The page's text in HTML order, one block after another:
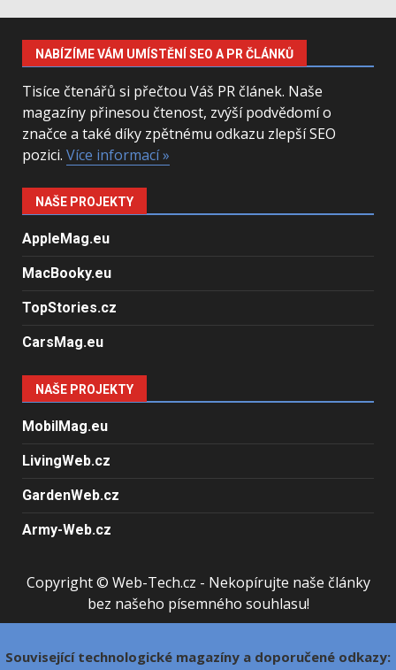
NABÍZÍME VÁM UMÍSTĚNÍ SEO A PR ČLÁNKŮ
Tisíce čtenářů si přečtou Váš PR článek. Naše
magazíny přinesou čtenost, zvýší podvědomí o
značce a také díky zpětnému odkazu zlepší SEO
pozici. Více informací »
NAŠE PROJEKTY
AppleMag.eu
MacBooky.eu
TopStories.cz
CarsMag.eu
NAŠE PROJEKTY
MobilMag.eu
LivingWeb.cz
GardenWeb.cz
Army-Web.cz
Copyright © Web-Tech.cz - Nekopírujte naše články
bez našeho písemného souhlasu!
Související technologické magazíny a doporučené odkazy: